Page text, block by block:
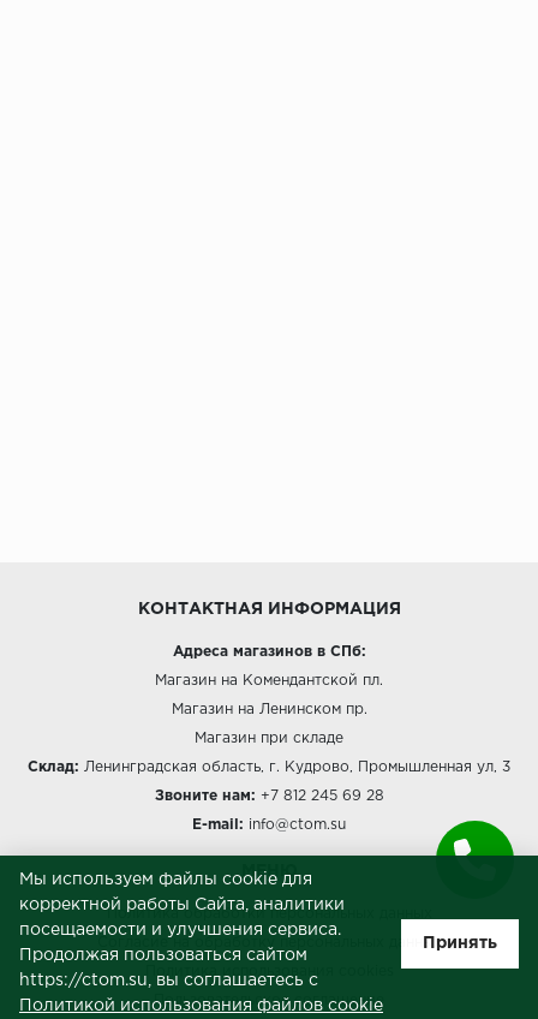
КОНТАКТНАЯ ИНФОРМАЦИЯ
Адреса магазинов в СПб:
Магазин на Комендантской пл.
Магазин на Ленинском пр.
Магазин при складе
Склад: Ленинградская область, г. Кудрово, Промышленная ул, 3
Звоните нам: +7 812 245 69 28
E-mail: info@ctom.su
МЕНЮ
Политика обработки персональных данных
Согласие на обработку персональных данных
Пользовательское соглашение
Мы используем файлы cookie для
корректной работы Сайта, аналитики
посещаемости и улучшения сервиса.
Продолжая пользоваться сайтом
https://ctom.su, вы соглашаетесь с
Политикой использования файлов cookie
Принять